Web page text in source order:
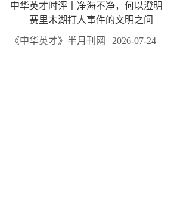
中华英才时评丨净海不净，何以澄明
——赛里木湖打人事件的文明之问
《中华英才》半月刊网 2026-07-24